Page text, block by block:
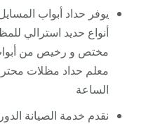
يوفر حداد أبواب
أنواع حديد استرالي
مختص و رخيص من
معلم حداد مظلات
الساعة
نقدم خدمة الصيانة